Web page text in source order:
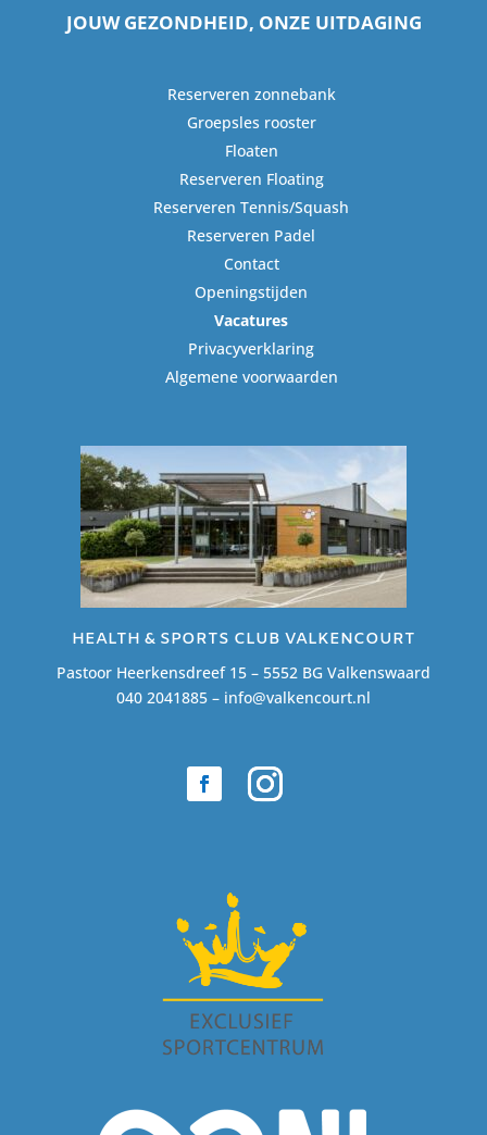
JOUW GEZONDHEID, ONZE UITDAGING
Reserveren zonnebank
Groepsles rooster
Floaten
Reserveren Floating
Reserveren Tennis/Squash
Reserveren Padel
Contact
Openingstijden
Vacatures
Privacyverklaring
Algemene voorwaarden
HEALTH & SPORTS CLUB VALKENCOURT
Pastoor Heerkensdreef 15 – 5552 BG Valkenswaard
040 2041885 – info@valkencourt.nl